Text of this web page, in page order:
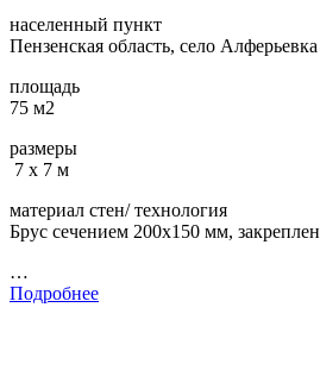
населенный пункт
Пензенская область, село Алферьевка
площадь
75 м2
размеры
7 х 7 м
материал стен/ технология
Брус сечением 200х150 мм, закреплен
…
Подробнее